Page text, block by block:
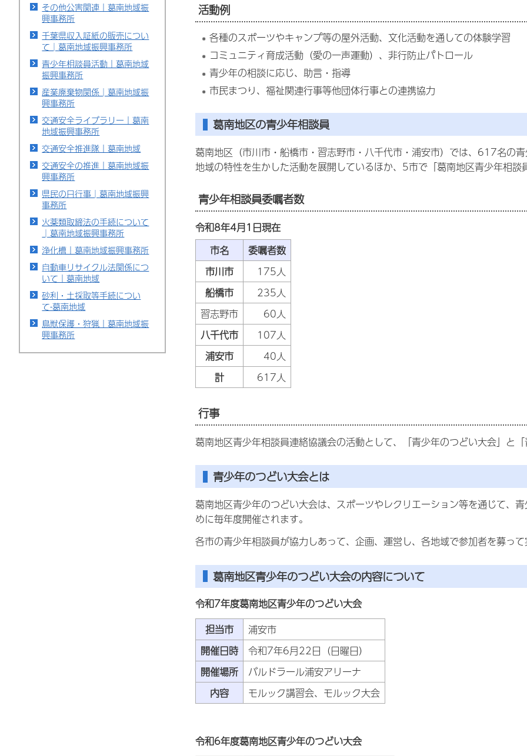
その他公害関連｜葛南地域振
興事務所
千葉県収入証紙の販売につい
て│葛南地域振興事務所
青少年相談員活動｜葛南地域
振興事務所
産業廃棄物関係│葛南地域振
興事務所
交通安全ライブラリー｜葛南
地域振興事務所
交通安全推進隊｜葛南地域
交通安全の推進｜葛南地域振
興事務所
県民の日行事│葛南地域振興
事務所
火薬類取締法の手続について
│葛南地域振興事務所
浄化槽｜葛南地域振興事務所
自動車リサイクル法関係につ
いて｜葛南地域
砂利・土採取等手続につい
て-葛南地域
鳥獣保護・狩猟｜葛南地域振
興事務所
活動例
各種のスポーツやキャンプ等の屋外活動、文化活動を通しての体験学習
コミュニティ育成活動（愛の一声運動）、非行防止パトロール
青少年の相談に応じ、助言・指導
市民まつり、福祉関連行事等他団体行事との連携協力
葛南地区の青少年相談員
葛南地区（市川市・船橋市・習志野市・八千代市・浦安市）では、617名の
地域の特性を生かした活動を展開しているほか、5市で「葛南地区青少年相談
青少年相談員委嘱者数
令和8年4月1日現在
市名
委嘱者数
市川市
175人
船橋市
235人
習志野市
60人
八千代市
107人
浦安市
40人
計
617人
行事
葛南地区青少年相談員連絡協議会の活動として、「青少年のつどい大会」と
青少年のつどい大会とは
葛南地区青少年のつどい大会は、スポーツやレクリエーション等を通じて、
めに毎年度開催されます。
各市の青少年相談員が協力しあって、企画、運営し、各地域で参加者を募って
葛南地区青少年のつどい大会の内容について
令和7年度葛南地区青少年のつどい大会
担当市
浦安市
開催日時
令和7年6月22日（日曜日）
開催場所
バルドラール浦安アリーナ
内容
モルック講習会、モルック大会
令和6年度葛南地区青少年のつどい大会